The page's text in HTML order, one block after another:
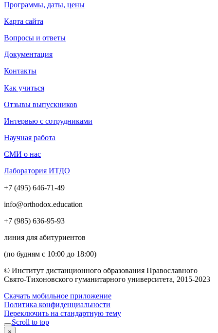
Программы, даты, цены
Карта сайта
Вопросы и ответы
Документация
Контакты
Как учиться
Отзывы выпускников
Интервью с сотрудниками
Научная работа
СМИ о нас
Лаборатория ИТДО
+7 (495) 646-71-49
info@orthodox.education
+7 (985) 636-95-93
линия для абитуриентов
(по будням с 10:00 до 18:00)
© Институт дистанционного образования Православного
Свято-Тихоновского гуманитарного университета, 2015-2023
Скачать мобильное приложение
Политика конфиденциальности
Переключить на стандартную тему
Scroll to top